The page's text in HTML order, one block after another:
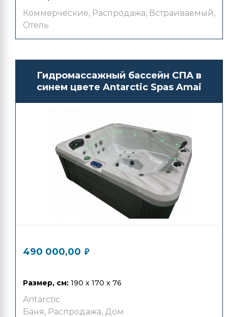
Коммерческие, Распродажа, Встраиваемый,
Отель
Гидромассажный бассейн СПА в
синем цвете Antarctic Spas Amai
490 000,00 ₽
Размер, см: 190 x 170 x 76
Antarctic
Баня, Распродажа, Дом